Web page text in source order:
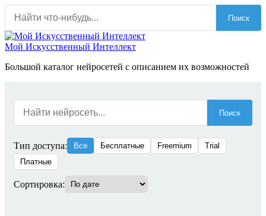
Перейти
содержанию
Поиск
Мой Искусственный Интеллект
Большой каталог нейросетей с описанием их возможностей
Поиск
Тип доступа: Все Бесплатные Freemium
Trial
Платные
Сортировка: